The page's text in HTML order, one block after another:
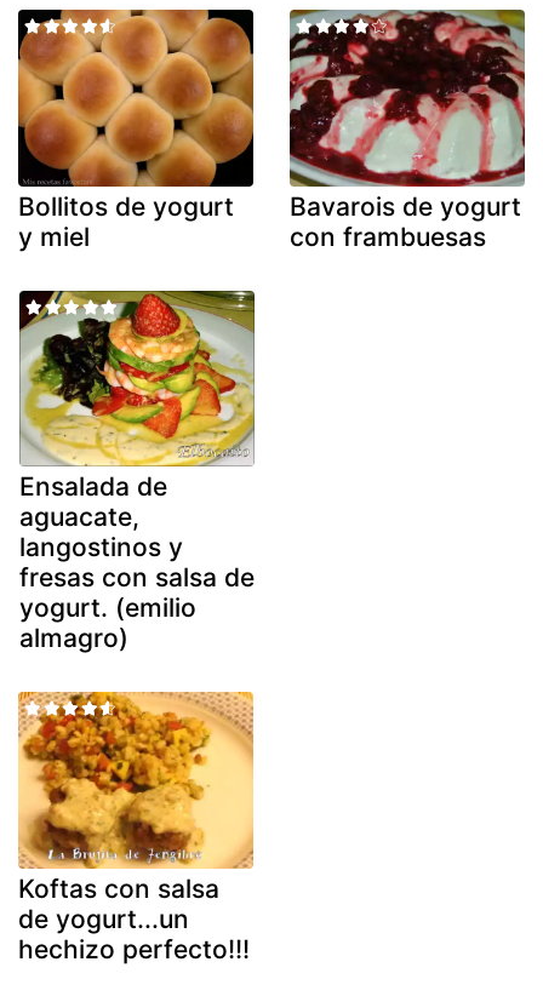
Bollitos de yogurt
y miel
Bavarois de yogurt
con frambuesas
Ensalada de
aguacate,
langostinos y
fresas con salsa de
yogurt. (emilio
almagro)
Koftas con salsa
de yogurt...un
hechizo perfecto!!!